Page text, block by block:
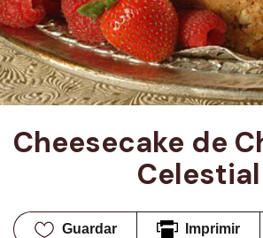
Cheesecake de
Celestial
Guardar Imprimir